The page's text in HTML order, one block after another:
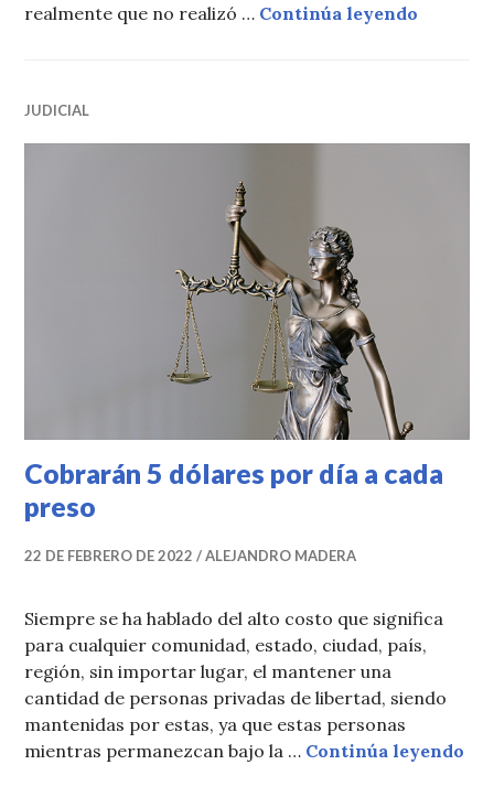
realmente que no realizó … Continúa leyendo
JUDICIAL
Cobrarán 5 dólares por día a cada
preso
22 DE FEBRERO DE 2022 ALEJANDRO MADERA
Siempre se ha hablado del alto costo que significa
para cualquier comunidad, estado, ciudad, país,
región, sin importar lugar, el mantener una
cantidad de personas privadas de libertad, siendo
mantenidas por estas, ya que estas personas
mientras permanezcan bajo la … Continúa leyendo